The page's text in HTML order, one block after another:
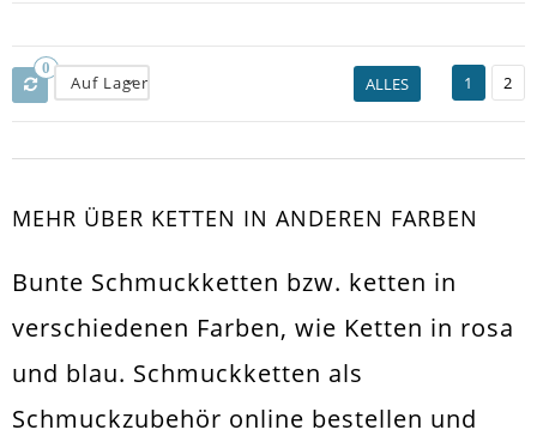
0
Auf Lager ALLES 1 2
MEHR ÜBER KETTEN IN ANDEREN FARBEN
Bunte Schmuckketten bzw. ketten in
verschiedenen Farben, wie Ketten in rosa
und blau. Schmuckketten als
Schmuckzubehör online bestellen und